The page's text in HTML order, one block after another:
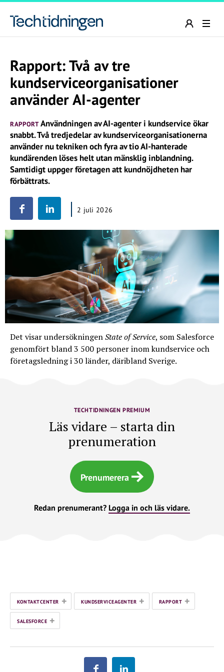
Rapport: Två av tre
kundserviceorganisationer
använder AI-agenter
RAPPORTAnvändningen av AI-agenter i kundservice ökar
snabbt. Två tredjedelar av kundserviceorganisationerna
använder nu tekniken och fyra av tio AI-hanterade
kundärenden löses helt utan mänsklig inblandning.
Samtidigt uppger företagen att kundnöjdheten har
förbättrats.
2 juli 2026
Det visar undersökningenState of Service, som Salesforce
genomfört bland 3 500 personer inom kundservice och
företagsledning i 30 länder, däribland Sverige.
TECHTIDNINGEN PREMIUM
Läs vidare – starta din
prenumeration
Prenumerera
Redan prenumerant? Logga in och läs vidare.
KONTAKTCENTER + KUNDSERVICEAGENTER + RAPPORT +
SALESFORCE +